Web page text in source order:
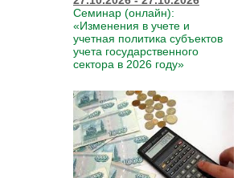
Семинар (онлайн):
«Изменения в учете и
учетная политика субъектов
учета государственного
сектора в 2026 году»